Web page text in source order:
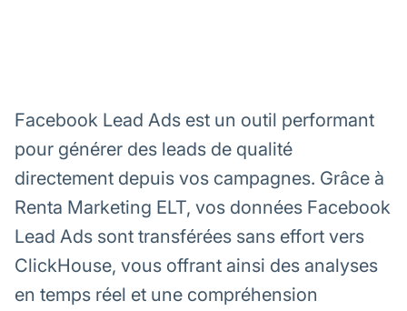
Facebook Lead Ads est un outil performant
pour générer des leads de qualité
directement depuis vos campagnes. Grâce à
Renta Marketing ELT, vos données Facebook
Lead Ads sont transférées sans effort vers
ClickHouse, vous offrant ainsi des analyses
en temps réel et une compréhension